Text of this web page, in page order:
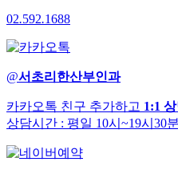
02.592.1688
@서초리한산부인과
카카오톡 친구 추가하고 1:1
상담시간 : 평일 10시~19시30분